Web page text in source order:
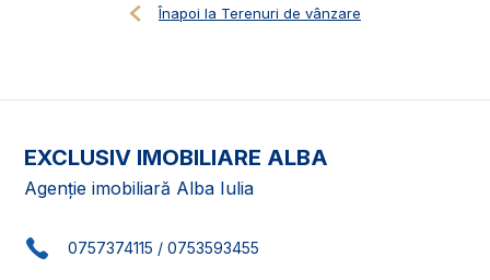
Înapoi la Terenuri de vânzare
EXCLUSIV IMOBILIARE ALBA
Agenție imobiliară Alba Iulia
0757374115 / 0753593455